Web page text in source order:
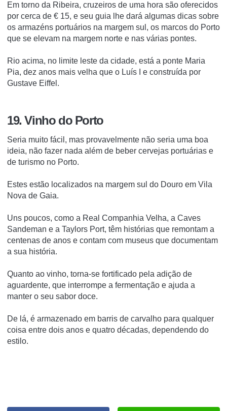
Em torno da Ribeira, cruzeiros de uma hora são oferecidos
por cerca de € 15, e seu guia lhe dará algumas dicas sobre
os armazéns portuários na margem sul, os marcos do Porto
que se elevam na margem norte e nas várias pontes.
Rio acima, no limite leste da cidade, está a ponte Maria
Pia, dez anos mais velha que o Luís I e construída por
Gustave Eiffel.
19. Vinho do Porto
Seria muito fácil, mas provavelmente não seria uma boa
ideia, não fazer nada além de beber cervejas portuárias e
de turismo no Porto.
Estes estão localizados na margem sul do Douro em Vila
Nova de Gaia.
Uns poucos, como a Real Companhia Velha, a Caves
Sandeman e a Taylors Port, têm histórias que remontam a
centenas de anos e contam com museus que documentam
a sua história.
Quanto ao vinho, torna-se fortificado pela adição de
aguardente, que interrompe a fermentação e ajuda a
manter o seu sabor doce.
De lá, é armazenado em barris de carvalho para qualquer
coisa entre dois anos e quatro décadas, dependendo do
estilo.